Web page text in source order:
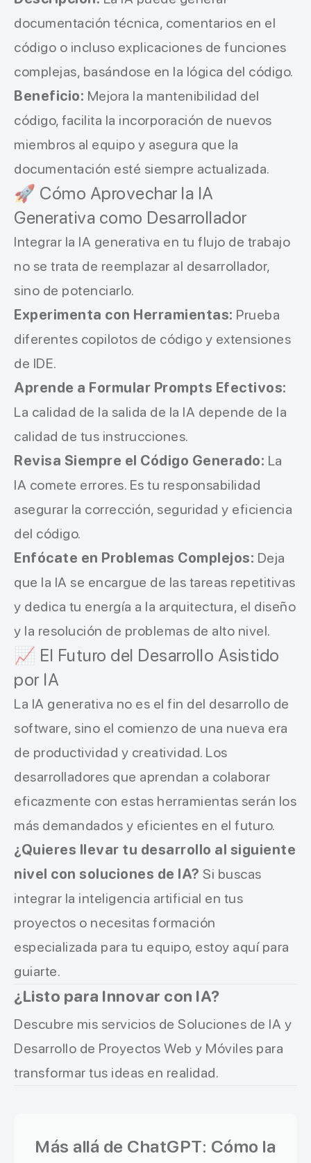
documentación técnica, comentarios en el
código o incluso explicaciones de funciones
complejas, basándose en la lógica del código.
Beneficio: Mejora la mantenibilidad del
código, facilita la incorporación de nuevos
miembros al equipo y asegura que la
documentación esté siempre actualizada.
🚀 Cómo Aprovechar la IA
Generativa como Desarrollador
Integrar la IA generativa en tu flujo de trabajo
no se trata de reemplazar al desarrollador,
sino de potenciarlo.
Experimenta con Herramientas: Prueba
diferentes copilotos de código y extensiones
de IDE.
Aprende a Formular Prompts Efectivos:
La calidad de la salida de la IA depende de la
calidad de tus instrucciones.
Revisa Siempre el Código Generado: La
IA comete errores. Es tu responsabilidad
asegurar la corrección, seguridad y eficiencia
del código.
Enfócate en Problemas Complejos: Deja
que la IA se encargue de las tareas repetitivas
y dedica tu energía a la arquitectura, el diseño
y la resolución de problemas de alto nivel.
📈 El Futuro del Desarrollo Asistido
por IA
La IA generativa no es el fin del desarrollo de
software, sino el comienzo de una nueva era
de productividad y creatividad. Los
desarrolladores que aprendan a colaborar
eficazmente con estas herramientas serán los
más demandados y eficientes en el futuro.
¿Quieres llevar tu desarrollo al siguiente
nivel con soluciones de IA? Si buscas
integrar la inteligencia artificial en tus
proyectos o necesitas formación
especializada para tu equipo, estoy aquí para
guiarte.
¿Listo para Innovar con IA?
Descubre mis servicios de Soluciones de IA y
Desarrollo de Proyectos Web y Móviles para
transformar tus ideas en realidad.
Más allá de ChatGPT: Cómo la